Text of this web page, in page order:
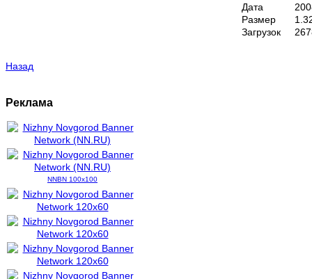
Дата
Размер
Загрузок
Назад
Реклама
NNBN 100x100